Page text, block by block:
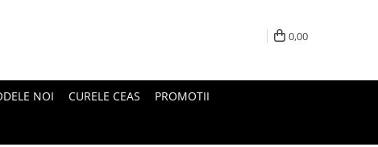
0,00
NOI CURELE CEAS PROMOTII